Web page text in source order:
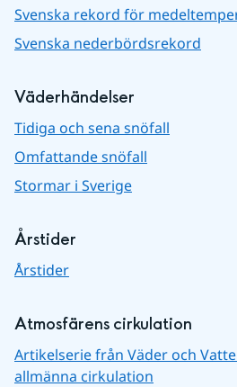
Svenska rekord för
Svenska nederbördsrekord
Väderhändelser
Tidiga och sena snöfall
Omfattande snöfall
Stormar i Sverige
Årstider
Årstider
Atmosfärens cirkulation
Artikelserie från Väder och
allmänna cirkulation